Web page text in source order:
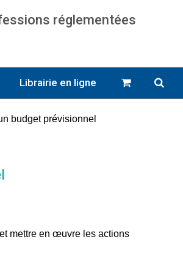
réglementées
Librairie en ligne
budget prévisionnel
mettre en œuvre les actions